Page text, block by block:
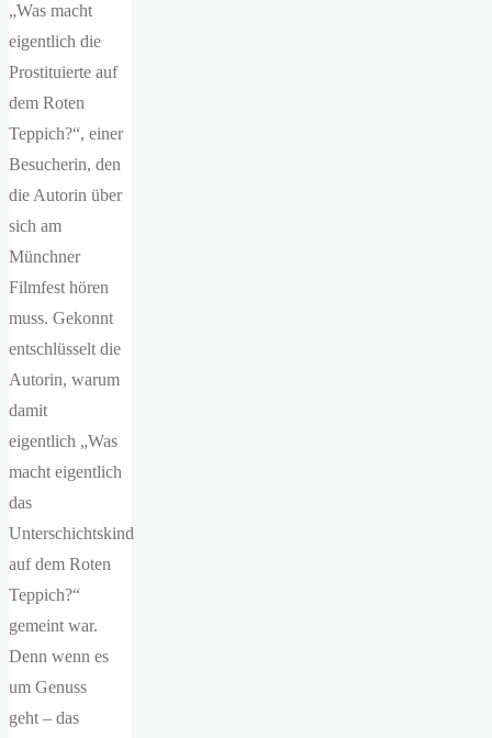
„Was macht
eigentlich die
Prostituierte auf
dem Roten
Teppich?“, einer
Besucherin, den
die Autorin über
sich am
Münchner
Filmfest hören
muss. Gekonnt
entschlüsselt die
Autorin, warum
damit
eigentlich „Was
macht eigentlich
das
Unterschichtskind
auf dem Roten
Teppich?“
gemeint war.
Denn wenn es
um Genuss
geht – das